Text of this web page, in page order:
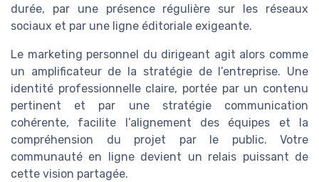
durée, par une présence régulière sur les réseaux
sociaux et par une ligne éditoriale exigeante.
Le marketing personnel du dirigeant agit alors comme
un amplificateur de la stratégie de l’entreprise. Une
identité professionnelle claire, portée par un contenu
pertinent et par une stratégie communication
cohérente, facilite l’alignement des équipes et la
compréhension du projet par le public. Votre
communauté en ligne devient un relais puissant de
cette vision partagée.